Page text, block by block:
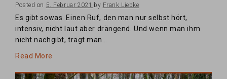
Posted on 5. Februar 2021 by Frank Liebke
Es gibt sowas. Einen Ruf, den man nur selbst hört,
intensiv, nicht laut aber drängend. Und wenn man ihm
nicht nachgibt, trägt man…
Read More